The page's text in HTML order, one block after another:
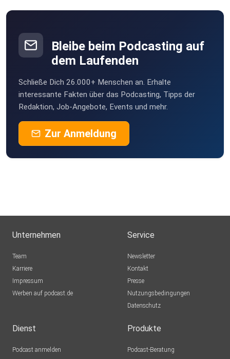
Bleibe beim Podcasting auf
dem Laufenden
Schließe Dich 26.000+ Menschen an. Erhalte
interessante Fakten über das Podcasting, Tipps der
Redaktion, Job-Angebote, Events und mehr.
Zur Anmeldung
Unternehmen
Team
Karriere
Impressum
Werben auf podcast.de
Service
Newsletter
Kontakt
Presse
Nutzungsbedingungen
Datenschutz
Dienst
Podcast anmelden
Produkte
Podcast-Beratung